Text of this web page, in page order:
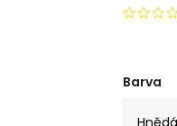
Barva